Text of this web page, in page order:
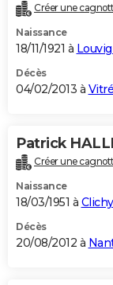
Créer une
Naissance
18/11/1921 à
Décès
04/02/2013 à Vitré
Patrick
Créer une
Naissance
18/03/1951 à Clichy
Décès
20/08/2012 à